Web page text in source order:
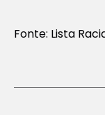
Fonte: Lista